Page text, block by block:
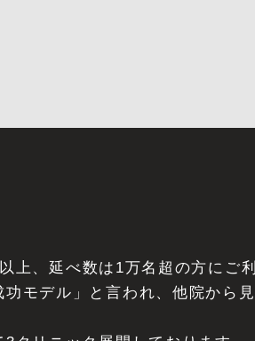
上、延べ数は1万名超の方にご
モデル」と言われ、他院から